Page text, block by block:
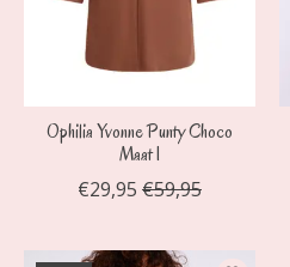
Ophilia Yvonne Punty Choco
Maat 1
€29,95 €59,95